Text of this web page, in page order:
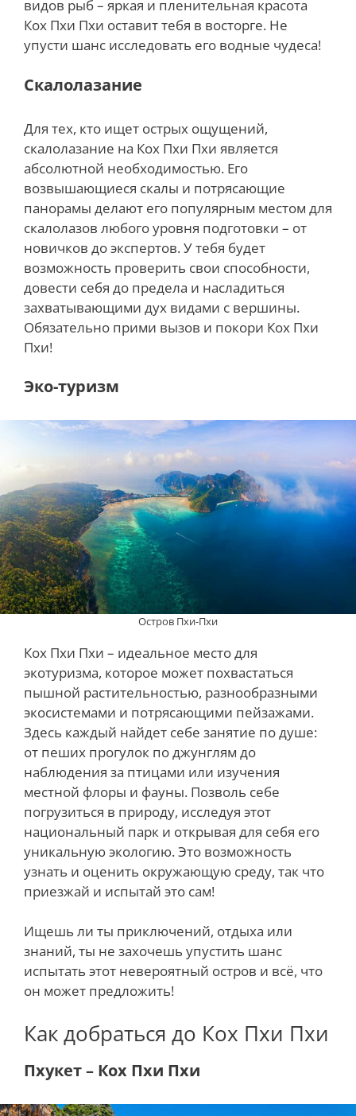
видов рыб – яркая и пленительная красота
Кох Пхи Пхи оставит тебя в восторге. Не
упусти шанс исследовать его водные чудеса!
Скалолазание
Для тех, кто ищет острых ощущений,
скалолазание на Кох Пхи Пхи является
абсолютной необходимостью. Его
возвышающиеся скалы и потрясающие
панорамы делают его популярным местом для
скалолазов любого уровня подготовки – от
новичков до экспертов. У тебя будет
возможность проверить свои способности,
довести себя до предела и насладиться
захватывающими дух видами с вершины.
Обязательно прими вызов и покори Кох Пхи
Пхи!
Эко-туризм
Остров Пхи-Пхи
Кох Пхи Пхи – идеальное место для
экотуризма, которое может похвастаться
пышной растительностью, разнообразными
экосистемами и потрясающими пейзажами.
Здесь каждый найдет себе занятие по душе:
от пеших прогулок по джунглям до
наблюдения за птицами или изучения
местной флоры и фауны. Позволь себе
погрузиться в природу, исследуя этот
национальный парк и открывая для себя его
уникальную экологию. Это возможность
узнать и оценить окружающую среду, так что
приезжай и испытай это сам!
Ищешь ли ты приключений, отдыха или
знаний, ты не захочешь упустить шанс
испытать этот невероятный остров и всё, что
он может предложить!
Как добраться до Кох Пхи Пхи
Пхукет – Кох Пхи Пхи